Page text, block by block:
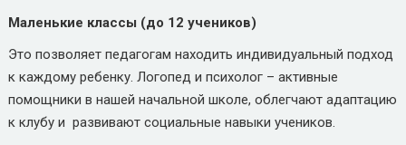
Маленькие классы (до 12 учеников)
Это позволяет педагогам находить индивидуальный подход
к каждому ребенку. Логопед и психолог – активные
помощники в нашей начальной школе, облегчают адаптацию
к клубу и развивают социальные навыки учеников.